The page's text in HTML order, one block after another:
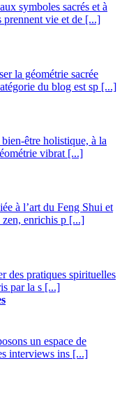
symboles sacrés et à
prennent vie et de [...]
la géométrie sacrée
du blog est sp [...]
être holistique, à la
vibrat [...]
à l’art du Feng Shui et
zen, enrichis p [...]
des pratiques spirituelles
par la s [...]
un espace de
interviews ins [...]